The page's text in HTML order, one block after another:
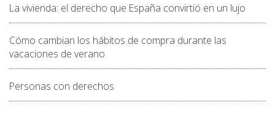
La vivienda: el derecho que España convirtió en un lujo
Cómo cambian los hábitos de compra durante las
vacaciones de verano
Personas con derechos